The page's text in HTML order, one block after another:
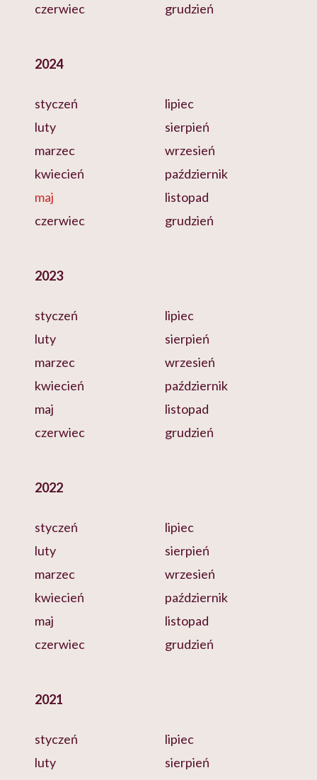
czerwiec
grudzień
2024
styczeń
luty
marzec
kwiecień
maj
czerwiec
lipiec
sierpień
wrzesień
październik
listopad
grudzień
2023
styczeń
luty
marzec
kwiecień
maj
czerwiec
lipiec
sierpień
wrzesień
październik
listopad
grudzień
2022
styczeń
luty
marzec
kwiecień
maj
czerwiec
lipiec
sierpień
wrzesień
październik
listopad
grudzień
2021
styczeń
luty
lipiec
sierpień